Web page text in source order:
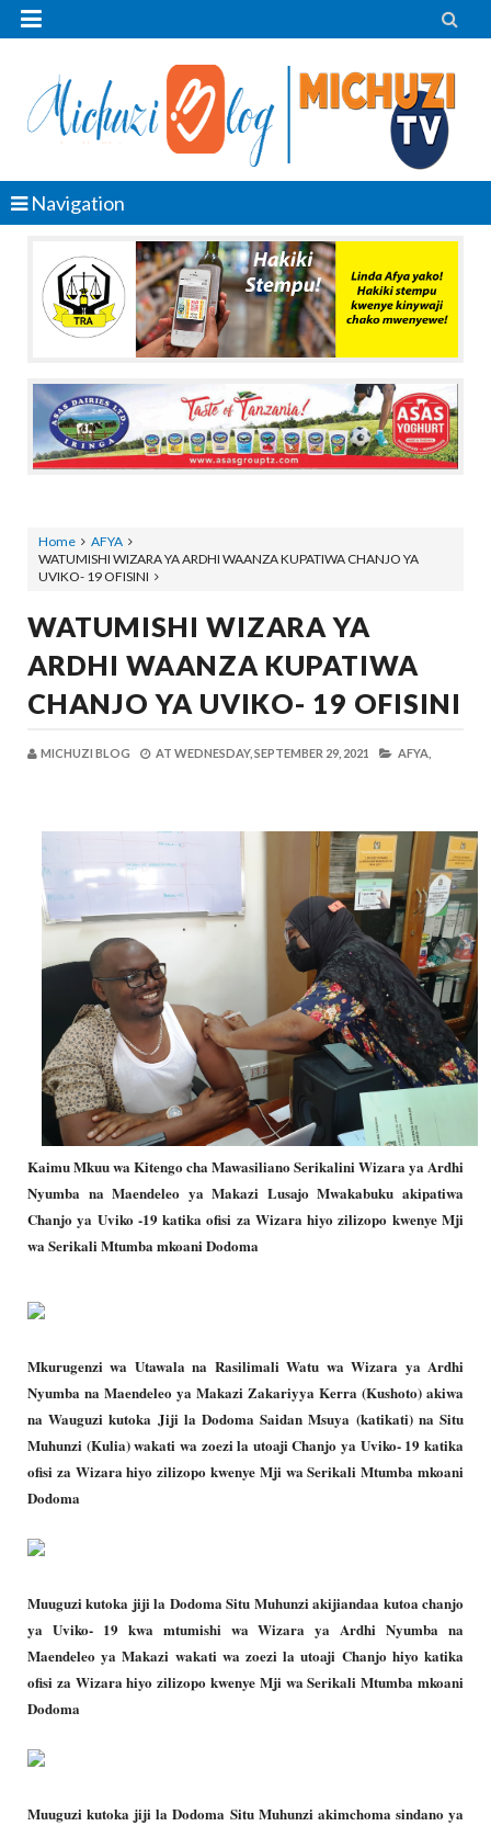
 
Navigation
Home
AFYA
WATUMISHI WIZARA YA ARDHI WAANZA KUPATIWA CHANJO YA
UVIKO- 19 OFISINI
WATUMISHI WIZARA YA
ARDHI WAANZA KUPATIWA
CHANJO YA UVIKO- 19 OFISINI
MICHUZI BLOG AT WEDNESDAY, SEPTEMBER 29, 2021 AFYA,
Kaimu Mkuu wa Kitengo cha Mawasiliano Serikalini Wizara ya Ardhi
Nyumba na Maendeleo ya Makazi Lusajo Mwakabuku akipatiwa
Chanjo ya Uviko -19 katika ofisi za Wizara hiyo zilizopo kwenye Mji
wa Serikali Mtumba mkoani Dodoma
Mkurugenzi wa Utawala na Rasilimali Watu wa Wizara ya Ardhi
Nyumba na Maendeleo ya Makazi Zakariyya Kerra (Kushoto) akiwa
na Wauguzi kutoka Jiji la Dodoma Saidan Msuya (katikati) na Situ
Muhunzi (Kulia) wakati wa zoezi la utoaji Chanjo ya Uviko- 19 katika
ofisi za Wizara hiyo zilizopo kwenye Mji wa Serikali Mtumba mkoani
Dodoma
Muuguzi kutoka jiji la Dodoma Situ Muhunzi akijiandaa kutoa chanjo
ya Uviko- 19 kwa mtumishi wa Wizara ya Ardhi Nyumba na
Maendeleo ya Makazi wakati wa zoezi la utoaji Chanjo hiyo katika
ofisi za Wizara hiyo zilizopo kwenye Mji wa Serikali Mtumba mkoani
Dodoma
Muuguzi kutoka jiji la Dodoma Situ Muhunzi akimchoma sindano ya